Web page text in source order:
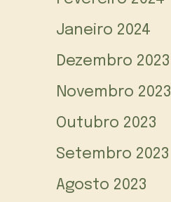
Janeiro 2024
Dezembro 2023
Novembro 2023
Outubro 2023
Setembro 2023
Agosto 2023